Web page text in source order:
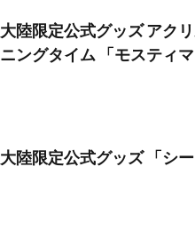
大陸限定公式グッズ アク
ニングタイム 「モスティマ
大陸限定公式グッズ 「シ